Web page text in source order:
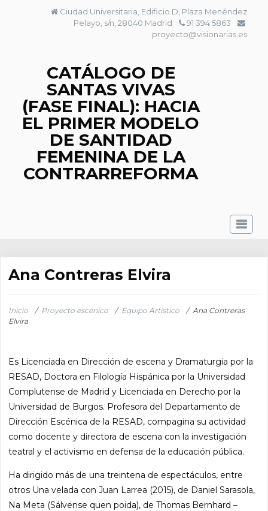
Ciudad Universitaria, Edificio D, Plaza Menéndez
Pelayo, s/n, 28040 Madrid
91 394 5863
proyecto@visionarias.es
CATÁLOGO DE
SANTAS VIVAS
(FASE FINAL): HACIA
EL PRIMER MODELO
DE SANTIDAD
FEMENINA DE LA
CONTRARREFORMA
Ana Contreras Elvira
Inicio / Proyecto escénico / Equipo Artístico / Ana Contreras
Elvira
Es Licenciada en Dirección de escena y Dramaturgia por la
RESAD, Doctora en Filología Hispánica por la Universidad
Complutense de Madrid y Licenciada en Derecho por la
Universidad de Burgos. Profesora del Departamento de
Dirección Escénica de la RESAD, compagina su actividad
como docente y directora de escena con la investigación
teatral y el activismo en defensa de la educación pública.
Ha dirigido más de una treintena de espectáculos, entre
otros Una velada con Juan Larrea (2015), de Daniel Sarasola,
Na Meta (Sálvense quen poida), de Thomas Bernhard –